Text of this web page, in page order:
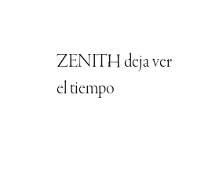
ZENITH deja ver
el tiempo